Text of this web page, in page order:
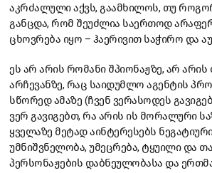
აკრძალული აქვს, გაამხილოს, თუ
განცდა, რომ შეუძლია საერთოდ
ცხოვრება იყო – ჰაერივით საჭირო და
ეს არ არის რომანი შპიონაჟზე, არ
არჩევანზე, რაც საიდუმლო აგენტის
სწორედ ამაზე (ჩვენ ვერასოდეს
ვერ გავიგებთ, რა არის ის მორალური
ყველაზე მეტად აინტერესებს
უმნიშვნელობა, უმეცრება, ტყუილი და
პერსონაჟების დაბნეულობასა და